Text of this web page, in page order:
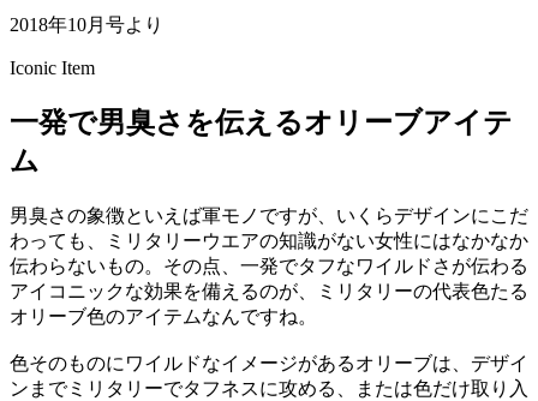
2018年10月号より
Iconic Item
一発で男臭さを伝えるオリーブアイテ
ム
男臭さの象徴といえば軍モノですが、いくらデザインにこだ
わっても、ミリタリーウエアの知識がない女性にはなかなか
伝わらないもの。その点、一発でタフなワイルドさが伝わる
アイコニックな効果を備えるのが、ミリタリーの代表色たる
オリーブ色のアイテムなんですね。
色そのものにワイルドなイメージがあるオリーブは、デザイ
ンまでミリタリーでタフネスに攻める、または色だけ取り入